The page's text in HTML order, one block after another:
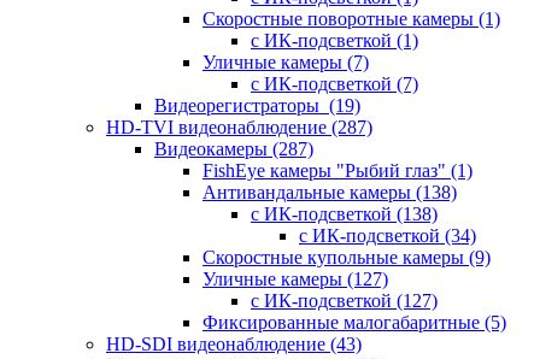
Скоростные поворотные камеры (1)
с ИК-подсветкой (1)
Уличные камеры (7)
с ИК-подсветкой (7)
Видеорегистраторы (19)
HD-TVI видеонаблюдение (287)
Видеокамеры (287)
FishEye камеры "Рыбий глаз" (1)
Антивандальные камеры (138)
с ИК-подсветкой (138)
с ИК-подсветкой (34)
Скоростные купольные камеры (9)
Уличные камеры (127)
с ИК-подсветкой (127)
Фиксированные малогабаритные (5)
HD-SDI видеонаблюдение (43)